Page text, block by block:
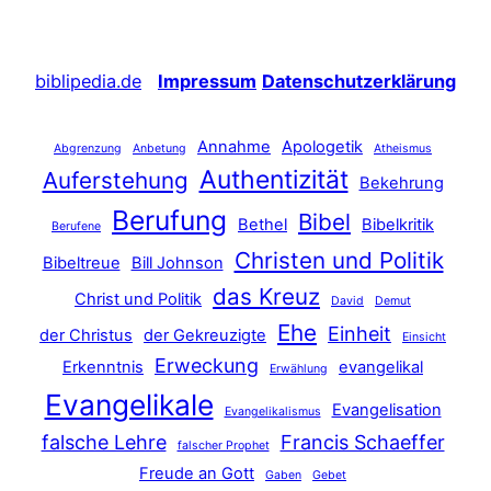
biblipedia.de Impressum Datenschutzerklärung
Abgrenzung Anbetung Annahme Apologetik Atheismus
Auferstehung Authentizität Bekehrung
Berufene Berufung Bethel Bibel
Bibelkritik
Bibeltreue
Bill Johnson Christen und Politik
Christ und Politik das Kreuz David Demut
der Christus der Gekreuzigte Ehe Einheit Einsicht
Erkenntnis Erweckung Erwählung evangelikal
Evangelikale Evangelikalismus Evangelisation
falsche Lehre falscher Prophet Francis Schaeffer
Freude an Gott Gaben Gebet